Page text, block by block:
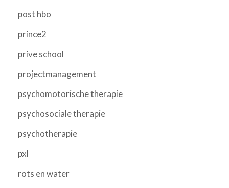
post hbo
prince2
prive school
projectmanagement
psychomotorische therapie
psychosociale therapie
psychotherapie
pxl
rots en water